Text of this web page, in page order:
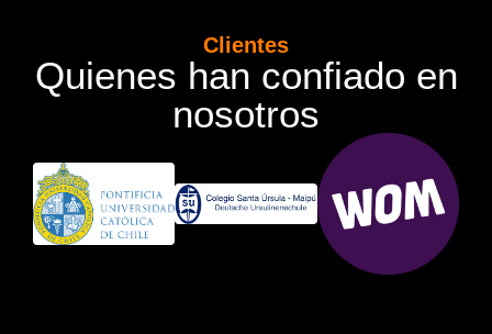
Clientes
Quienes han confiado en
nosotros